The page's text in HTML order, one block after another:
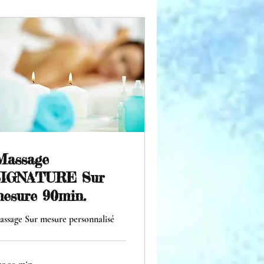
Sur
90min.
Sur mesure personnalisé